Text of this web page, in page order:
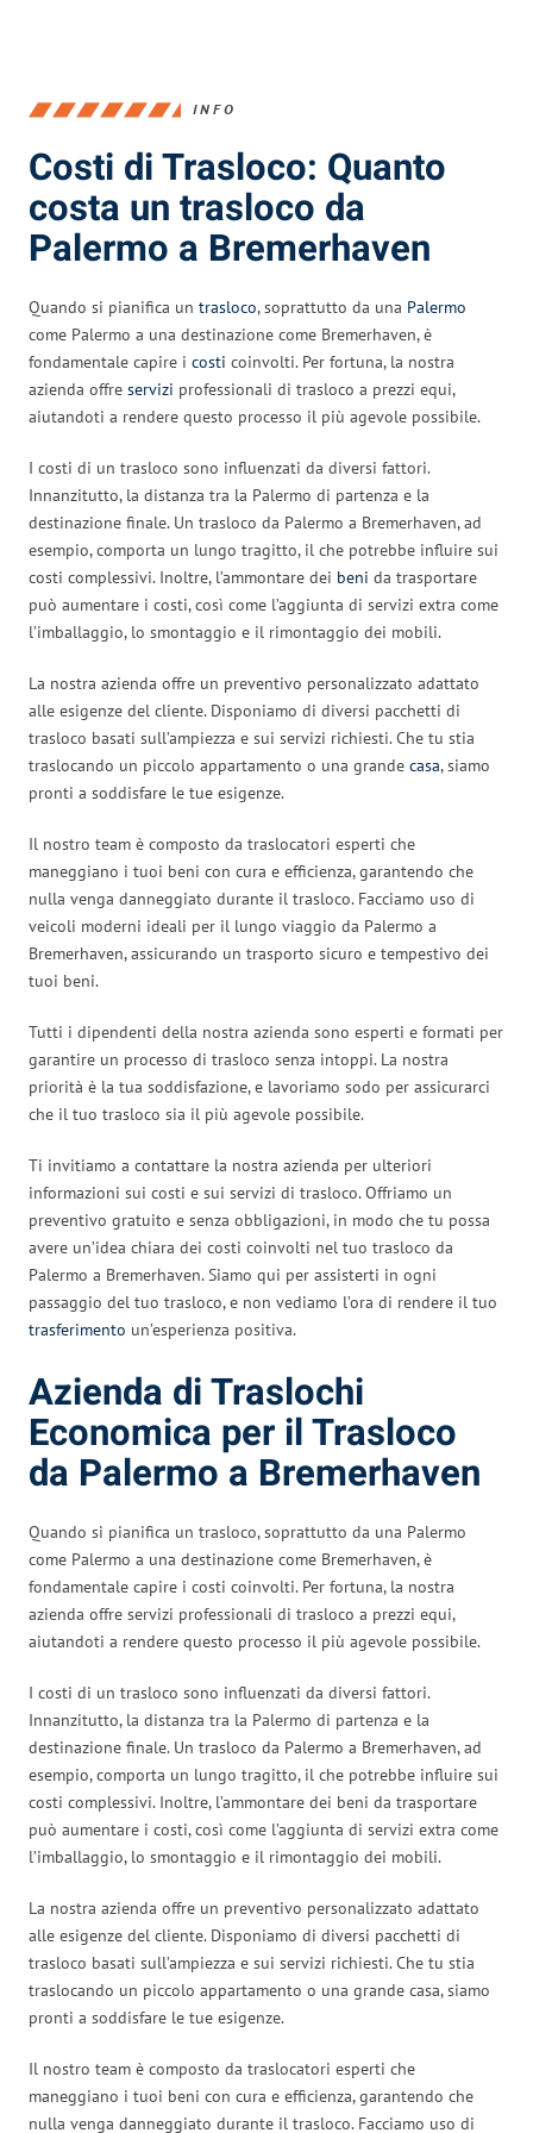
INFO
Costi di Trasloco: Quanto
costa un trasloco da
Palermo a Bremerhaven
Quando si pianifica un trasloco, soprattutto da una Palermo
come Palermo a una destinazione come Bremerhaven, è
fondamentale capire i costi coinvolti. Per fortuna, la nostra
azienda offre servizi professionali di trasloco a prezzi equi,
aiutandoti a rendere questo processo il più agevole possibile.
I costi di un trasloco sono influenzati da diversi fattori.
Innanzitutto, la distanza tra la Palermo di partenza e la
destinazione finale. Un trasloco da Palermo a Bremerhaven, ad
esempio, comporta un lungo tragitto, il che potrebbe influire sui
costi complessivi. Inoltre, l’ammontare dei beni da trasportare
può aumentare i costi, così come l’aggiunta di servizi extra come
l’imballaggio, lo smontaggio e il rimontaggio dei mobili.
La nostra azienda offre un preventivo personalizzato adattato
alle esigenze del cliente. Disponiamo di diversi pacchetti di
trasloco basati sull’ampiezza e sui servizi richiesti. Che tu stia
traslocando un piccolo appartamento o una grande casa, siamo
pronti a soddisfare le tue esigenze.
Il nostro team è composto da traslocatori esperti che
maneggiano i tuoi beni con cura e efficienza, garantendo che
nulla venga danneggiato durante il trasloco. Facciamo uso di
veicoli moderni ideali per il lungo viaggio da Palermo a
Bremerhaven, assicurando un trasporto sicuro e tempestivo dei
tuoi beni.
Tutti i dipendenti della nostra azienda sono esperti e formati per
garantire un processo di trasloco senza intoppi. La nostra
priorità è la tua soddisfazione, e lavoriamo sodo per assicurarci
che il tuo trasloco sia il più agevole possibile.
Ti invitiamo a contattare la nostra azienda per ulteriori
informazioni sui costi e sui servizi di trasloco. Offriamo un
preventivo gratuito e senza obbligazioni, in modo che tu possa
avere un’idea chiara dei costi coinvolti nel tuo trasloco da
Palermo a Bremerhaven. Siamo qui per assisterti in ogni
passaggio del tuo trasloco, e non vediamo l’ora di rendere il tuo
trasferimento un’esperienza positiva.
Azienda di Traslochi
Economica per il Trasloco
da Palermo a Bremerhaven
Quando si pianifica un trasloco, soprattutto da una Palermo
come Palermo a una destinazione come Bremerhaven, è
fondamentale capire i costi coinvolti. Per fortuna, la nostra
azienda offre servizi professionali di trasloco a prezzi equi,
aiutandoti a rendere questo processo il più agevole possibile.
I costi di un trasloco sono influenzati da diversi fattori.
Innanzitutto, la distanza tra la Palermo di partenza e la
destinazione finale. Un trasloco da Palermo a Bremerhaven, ad
esempio, comporta un lungo tragitto, il che potrebbe influire sui
costi complessivi. Inoltre, l’ammontare dei beni da trasportare
può aumentare i costi, così come l’aggiunta di servizi extra come
l’imballaggio, lo smontaggio e il rimontaggio dei mobili.
La nostra azienda offre un preventivo personalizzato adattato
alle esigenze del cliente. Disponiamo di diversi pacchetti di
trasloco basati sull’ampiezza e sui servizi richiesti. Che tu stia
traslocando un piccolo appartamento o una grande casa, siamo
pronti a soddisfare le tue esigenze.
Il nostro team è composto da traslocatori esperti che
maneggiano i tuoi beni con cura e efficienza, garantendo che
nulla venga danneggiato durante il trasloco. Facciamo uso di